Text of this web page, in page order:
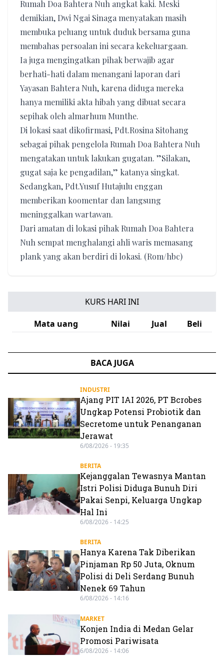
Rumah Doa Bahtera Nuh angkat kaki. Meski
demikian, Dwi Ngai Sinaga menyatakan masih
membuka peluang untuk duduk bersama guna
membahas persoalan ini secara kekeluargaan.
Ia juga mengingatkan pihak berwajib agar
berhati-hati dalam menangani laporan dari
Yayasan Bahtera Nuh, karena diduga mereka
hanya memiliki akta hibah yang dibuat secara
sepihak oleh almarhum Munthe.
Di lokasi saat dikofirmasi, Pdt.Rosina Sitohang
sebagai pihak pengelola Rumah Doa Bahtera Nuh
mengatakan untuk lakukan gugatan. ”Silakan,
gugat saja ke pengadilan,” katanya singkat.
Sedangkan, Pdt.Yusuf Hutajulu enggan
memberikan koomentar dan langsung
meninggalkan wartawan.
Dari amatan di lokasi pihak Rumah Doa Bahtera
Nuh sempat menghalangi ahli waris memasang
plank yang akan berdiri di lokasi. (Rom/hbc)
KURS HARI INI
Mata uang
Nilai Jual Beli
BACA JUGA
INDUSTRI
Ajang PIT IAI 2026, PT Bcrobes
Ungkap Potensi Probiotik dan
Secretome untuk Penanganan
Jerawat
6/08/2026 - 19:35
BERITA
Kejanggalan Tewasnya Mantan
Istri Polisi Diduga Bunuh Diri
Pakai Senpi, Keluarga Ungkap
Hal Ini
6/08/2026 - 14:25
BERITA
Hanya Karena Tak Diberikan
Pinjaman Rp 50 Juta, Oknum
Polisi di Deli Serdang Bunuh
Nenek 69 Tahun
6/08/2026 - 14:16
MARKET
Konjen India di Medan Gelar
Promosi Pariwisata
6/08/2026 - 14:06